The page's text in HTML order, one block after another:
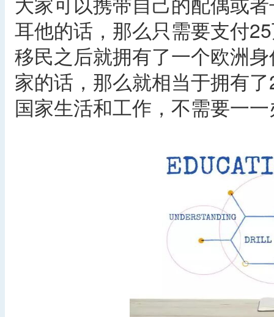
耳他的话，那么只需要支付
移民之后就拥有了一个欧洲
家的话，那么就相当于拥有
国家生活和工作，不需要一